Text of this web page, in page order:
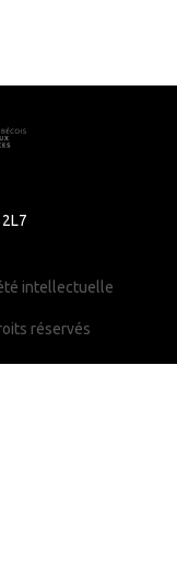
réservés
intellectuelle